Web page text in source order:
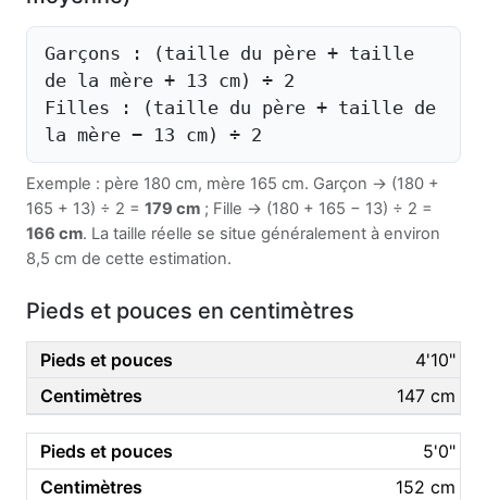
Garçons : (taille du père + taille
de la mère + 13 cm) ÷ 2
Filles : (taille du père + taille de
la mère − 13 cm) ÷ 2
Exemple : père 180 cm, mère 165 cm. Garçon → (180 +
165 + 13) ÷ 2 = 179 cm ; Fille → (180 + 165 − 13) ÷ 2 =
166 cm. La taille réelle se situe généralement à environ
8,5 cm de cette estimation.
Pieds et pouces en centimètres
4'10"
147 cm
5'0"
152 cm